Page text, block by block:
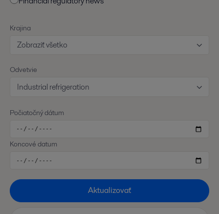
Krajina
Zobraziť všetko
Odvetvie
Industrial refrigeration
Počiatočný dátum
Koncové datum
Aktualizovať